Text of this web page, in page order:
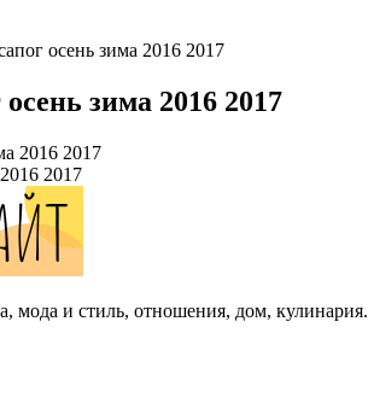
осень зима 2016 2017
зима 2016 2017
2017
мода и стиль, отношения, дом, кулинария.